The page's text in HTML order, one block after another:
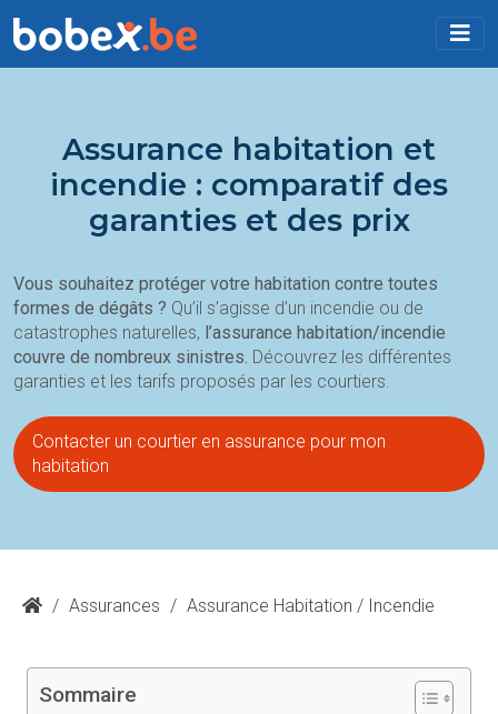
Assurance habitation et
incendie : comparatif des
garanties et des prix
Vous souhaitez protéger votre habitation contre toutes
formes de dégâts ? Qu’il s’agisse d’un incendie ou de
catastrophes naturelles, l’assurance habitation/incendie
couvre de nombreux sinistres. Découvrez les différentes
garanties et les tarifs proposés par les courtiers.
Contacter un courtier en assurance pour mon
habitation
/ Assurances / Assurance Habitation / Incendie
Sommaire